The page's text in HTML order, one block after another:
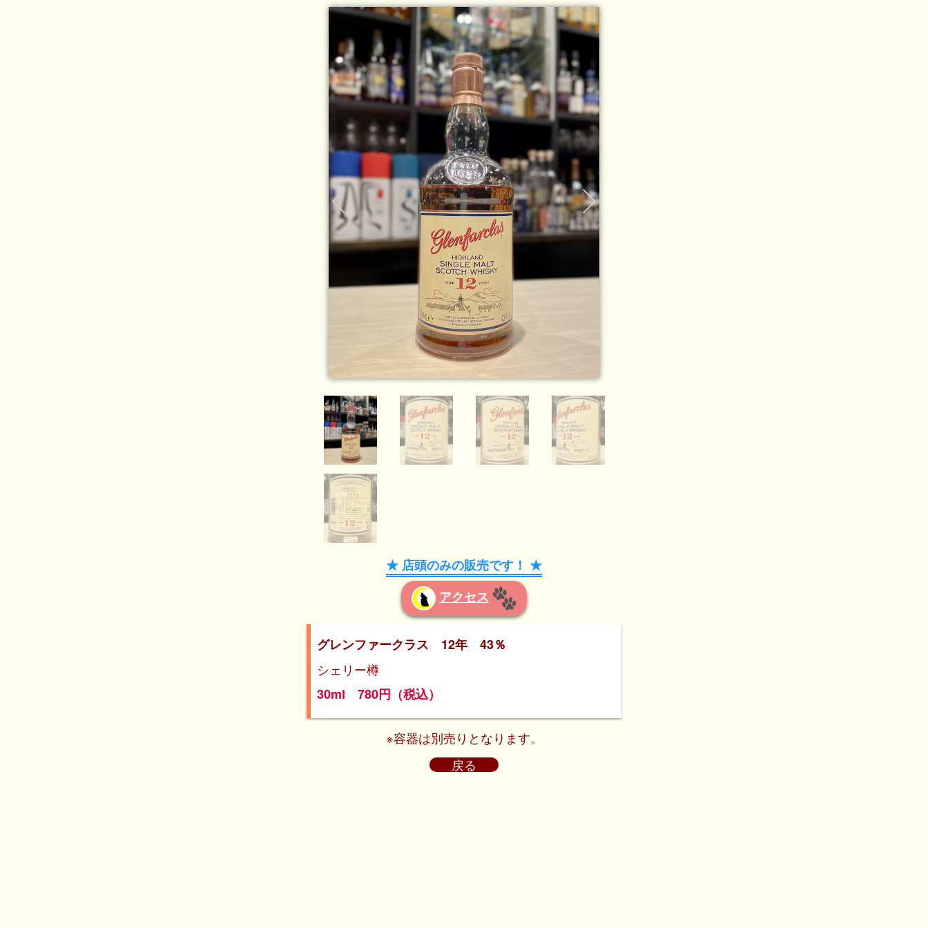
★ 店頭のみの販売です！ ★
アクセス
グレンファークラス 12年 43％
シェリー樽
30ml 780円（税込）
※容器は別売りとなります。
戻る